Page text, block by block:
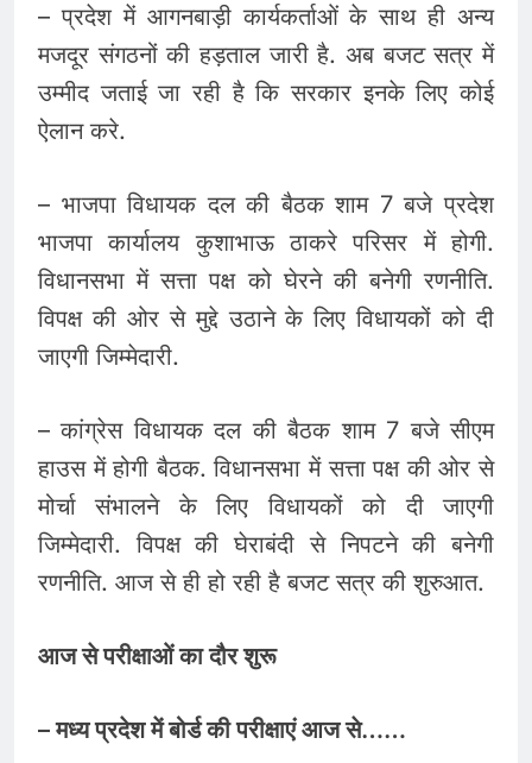
– प्रदेश में आगनबाड़ी कार्यकर्ताओं के साथ ही अन्य
मजदूर संगठनों की हड़ताल जारी है. अब बजट सत्र में
उम्मीद जताई जा रही है कि सरकार इनके लिए कोई
ऐलान करे.
– भाजपा विधायक दल की बैठक शाम 7 बजे प्रदेश
भाजपा कार्यालय कुशाभाऊ ठाकरे परिसर में होगी.
विधानसभा में सत्ता पक्ष को घेरने की बनेगी रणनीति.
विपक्ष की ओर से मुद्दे उठाने के लिए विधायकों को दी
जाएगी जिम्मेदारी.
– कांग्रेस विधायक दल की बैठक शाम 7 बजे सीएम
हाउस में होगी बैठक. विधानसभा में सत्ता पक्ष की ओर से
मोर्चा संभालने के लिए विधायकों को दी जाएगी
जिम्मेदारी. विपक्ष की घेराबंदी से निपटने की बनेगी
रणनीति. आज से ही हो रही है बजट सत्र की शुरुआत.
आज से परीक्षाओं का दौर शुरू
– मध्य प्रदेश में बोर्ड की परीक्षाएं आज से……